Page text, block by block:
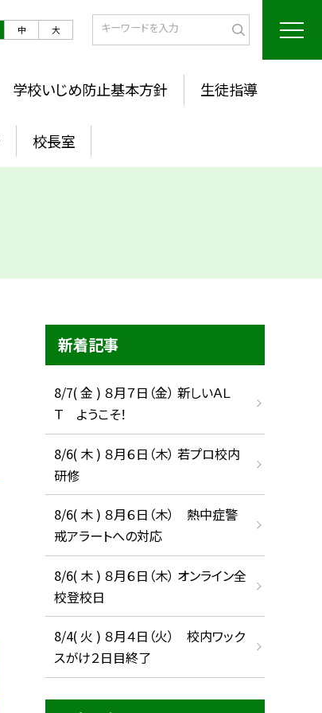
中 大
学校いじめ防止基本方針 生徒指導
校長室
新着記事
8/7( 金 ) ８月７日（金） 新しいＡＬ
Ｔ ようこそ！
8/6( 木 ) ８月６日（木） 若プロ校内
研修
8/6( 木 ) ８月６日（木） 熱中症警
戒アラートへの対応
8/6( 木 ) ８月６日（木） オンライン全
校登校日
8/4( 火 ) ８月４日（火） 校内ワック
スがけ２日目終了